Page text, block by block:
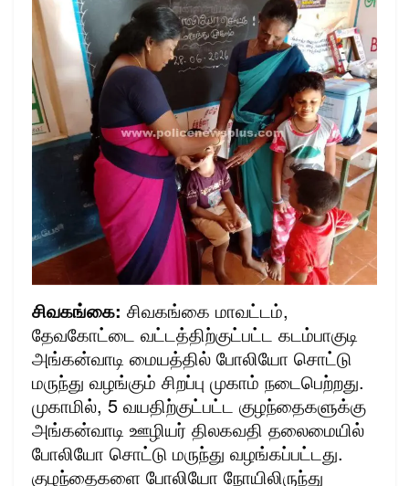
சிவகங்கை: சிவகங்கை மாவட்டம்,
தேவகோட்டை வட்டத்திற்குட்பட்ட கடம்பாகுடி
அங்கன்வாடி மையத்தில் போலியோ சொட்டு
மருந்து வழங்கும் சிறப்பு முகாம் நடைபெற்றது.
முகாமில், 5 வயதிற்குட்பட்ட குழந்தைகளுக்கு
அங்கன்வாடி ஊழியர் திலகவதி தலைமையில்
போலியோ சொட்டு மருந்து வழங்கப்பட்டது.
குழந்தைகளை போலியோ நோயிலிருந்து